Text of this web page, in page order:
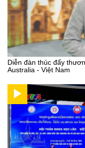
Diễn đàn thúc đẩy
Australia - Việt Nam